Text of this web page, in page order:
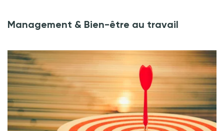
Management & Bien-être au travail